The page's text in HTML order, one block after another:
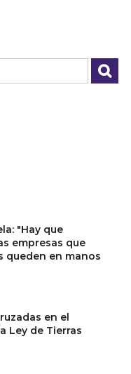
"Hay que
empresas que
queden en manos
en el
Ley de Tierras